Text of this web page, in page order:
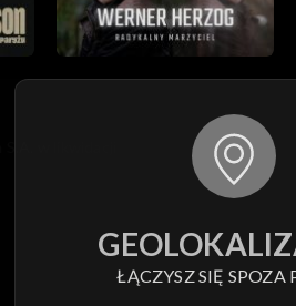
ŁĄCZYSZ SIĘ SPOZA